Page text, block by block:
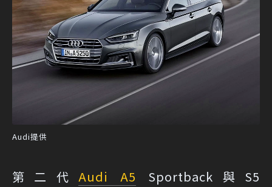
Audi提供
第二代 Audi A5 Sportback與S5